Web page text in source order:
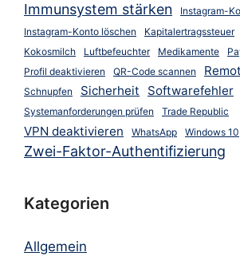
Immunsystem stärken
Instagram-
Instagram-Konto löschen
Kapitalertragssteuer
Kokosmilch Luftbefeuchter Medikamente
Profil deaktivieren
QR-Code scannen
Schnupfen Sicherheit Softwarefehler
Systemanforderungen prüfen
Trade Republic
VPN deaktivieren WhatsApp Windows 10
Zwei-Faktor-Authentifizierung
Kategorien
Allgemein